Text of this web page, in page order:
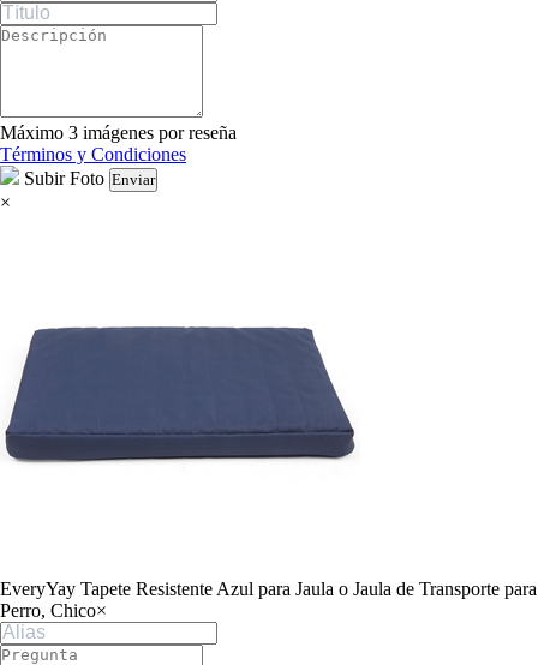
Máximo 3 imágenes por reseña
Términos y Condiciones
Subir Foto Enviar
×
EveryYay Tapete Resistente Azul para Jaula o Jaula de Transporte para
Perro, Chico×